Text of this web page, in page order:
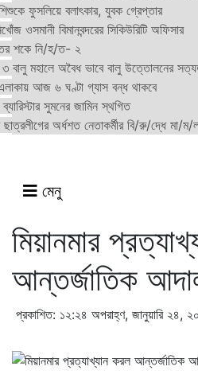
ফুসলিয়ে বলাৎকার, যুবক গ্রেপ্তার
ওসমানী বিমানবন্দরের সিকিউরিটি অফিসার
শকে নি/হ/ত- ২
বালু মহালে অবৈধ ভাবে বালু উত্তোলনের
আজ ৬ ঘণ্টা গ্যাস বন্ধ থাকবে
সুমনের জামিন স্থগিত
ছাত্রলীগের অর্ধশত নেতাকর্মীর বি/রু/দ্ধে মা/ম/
মেনু
মিয়ানমার
আন্তর্জাতিক
প্রকাশিত: ১২:২৪ অপরাহ্ণ, জানুয়ারি ২৪,